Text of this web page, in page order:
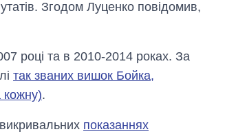
Згодом Луценко повідомив,
році та в 2010-2014 роках. За
так званих вишок Бойка,
кожну).
показаннях
Anthropic